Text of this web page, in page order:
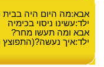
אבא:מה היום היה
ילד:עשינו ניסוי בכימיה
אבא ומה תעשו מחר?
ילד:איך